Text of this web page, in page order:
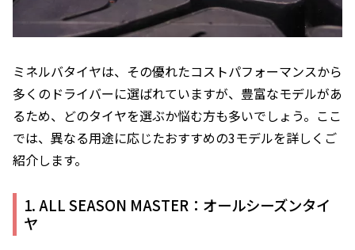
ミネルバタイヤは、その優れたコストパフォーマンスから
多くのドライバーに選ばれていますが、豊富なモデルがあ
るため、どのタイヤを選ぶか悩む方も多いでしょう。ここ
では、異なる用途に応じたおすすめの3モデルを詳しくご
紹介します。
1. ALL SEASON MASTER：オールシーズンタイ
ヤ